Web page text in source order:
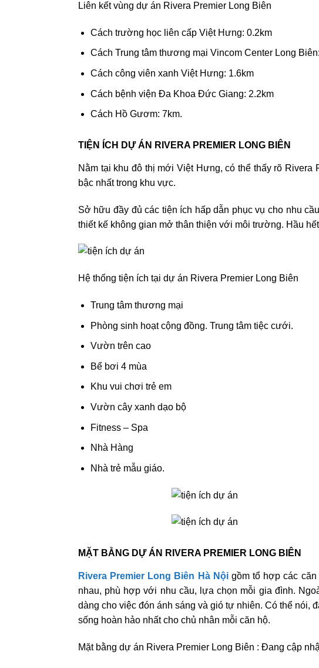
Liên kết vùng dự án Rivera Premier Long Biên
Cách trường học liên cấp Việt Hưng: 0.2km
Cách Trung tâm thương mại Vincom Center Long
Cách công viên xanh Việt Hưng: 1.6km
Cách bệnh viện Đa Khoa Đức Giang: 2.2km
Cách Hồ Gươm: 7km.
TIỆN ÍCH DỰ ÁN RIVERA PREMIER LONG BIÊN
Nằm tại khu đô thị mới Việt Hưng, có thể thấy rõ
bậc nhất trong khu vực.
Sở hữu đầy đủ các tiện ích hấp dẫn phục vụ cho nhu
thiết kế không gian mở thân thiện với môi trường. Hầu
Hệ thống tiện ích tại dự án Rivera Premier Long Biên
Trung tâm thương mại
Phòng sinh hoạt cộng đồng. Trung tâm tiệc cưới.
Vườn trên cao
Bể bơi 4 mùa
Khu vui chơi trẻ em
Vườn cây xanh dạo bộ
Fitness – Spa
Nhà Hàng
Nhà trẻ mẫu giáo.
MẶT BẰNG DỰ ÁN RIVERA PREMIER LONG BIÊN
Rivera Premier Long Biên Hà Nộigồm tổ hợp các
nhau, phù hợp với nhu cầu, lựa chọn mỗi gia đình.
dàng cho việc đón ánh sáng và gió tự nhiên. Có thể nói,
sống hoàn hảo nhất cho chủ nhân mỗi căn hộ.
Mặt bằng dự án Rivera Premier Long Biên : Đang cập